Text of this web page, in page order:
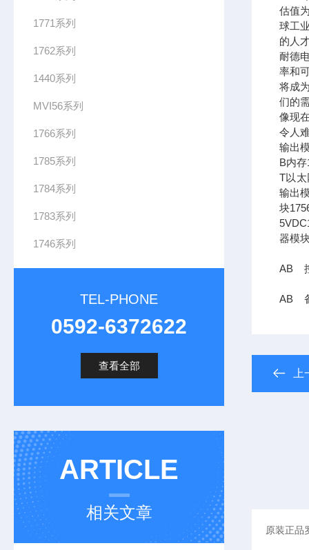
1771系列
1762系列
1440系列
MVI56系列
1766系列
1785系列
1784系列
1783系列
1746系列
TEL-PHONE
0592-6372622
查看全部
ARTICLE
相关文章
估值
球工
的人
耐德
率和
将成
们的
像现
令人
输出
B内
T以太
输出
块
器模
AB
AB